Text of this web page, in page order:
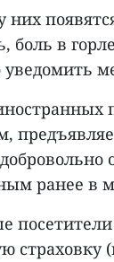
них
боль в
ранее в
страховку